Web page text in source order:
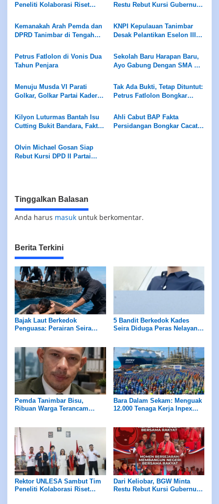
Peneliti Kolaborasi Riset
Saumlaki dan Universitas
Merdeka Malang
Restu Rebut Kursi Gubernur
Kemanakah Arah Pemda dan
DPRD Tanimbar di Tengah
Masela?
KNPI Kepulauan Tanimbar
Desak Pelantikan Eselon III
Kepentingan, Hindari
Penempatan Bom Waktu
Petrus Fatlolon di Vonis Dua
Tahun Penjara
Sekolah Baru Harapan Baru,
Ayo Gabung Dengan SMA KU
Menuju Musda VI Parati
Golkar, Golkar Partai Kader
Tak Ada Bukti, Tetap Dituntut:
Petrus Fatlolon Bongkar
Persidangan
Kilyon Luturmas Bantah Isu
Cutting Bukit Bandara, Fakta
Ahli Cabut BAP Fakta
Persidangan Bongkar Cacat
Olvin Michael Gosan Siap
Rebut Kursi DPD II Partai
Tinggalkan Balasan
Anda harus masuk untuk berkomentar.
Berita Terkini
Bajak Laut Berkedok
Penguasa: Perairan Seira
5 Bandit Berkedok Kades
Seira Diduga Peras Nelayan
Pemda Tanimbar Bisu,
Ribuan Warga Terancam
Bara Dalam Sekam: Menguak
12.000 Tenaga Kerja Inpex
Rektor UNLESA Sambut Tim
Peneliti Kolaborasi Riset
Dari Keliobar, BGW Minta
Restu Rebut Kursi Gubernur